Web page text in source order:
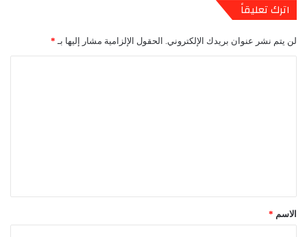
اترك تعليقاً
لن يتم نشر عنوان بريدك الإلكتروني. الحقول الإلزامية مشار إليها بـ *
*الاسم *